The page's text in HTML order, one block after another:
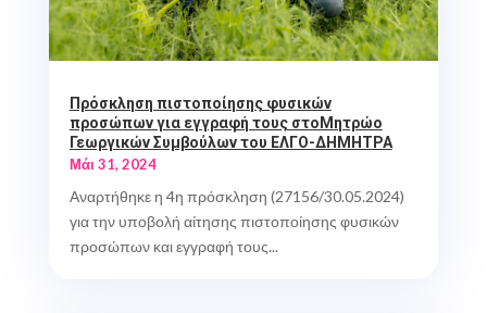
Πρόσκληση πιστοποίησης φυσικών
προσώπων για εγγραφή τους στοΜητρώο
Γεωργικών Συμβούλων του ΕΛΓΟ-ΔΗΜΗΤΡΑ
Μάι 31, 2024
Αναρτήθηκε η 4η πρόσκληση (27156/30.05.2024)
για την υποβολή αίτησης πιστοποίησης φυσικών
προσώπων και εγγραφή τους...